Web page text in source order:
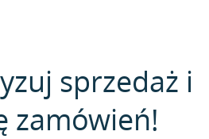
sprzedaż i
zamówień!